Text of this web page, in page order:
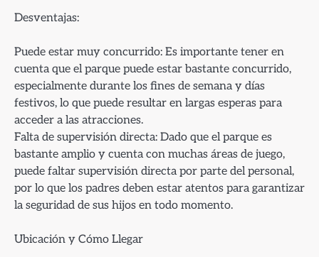
Desventajas:
Puede estar muy concurrido: Es importante tener en
cuenta que el parque puede estar bastante concurrido,
especialmente durante los fines de semana y días
festivos, lo que puede resultar en largas esperas para
acceder a las atracciones.
Falta de supervisión directa: Dado que el parque es
bastante amplio y cuenta con muchas áreas de juego,
puede faltar supervisión directa por parte del personal,
por lo que los padres deben estar atentos para garantizar
la seguridad de sus hijos en todo momento.
Ubicación y Cómo Llegar